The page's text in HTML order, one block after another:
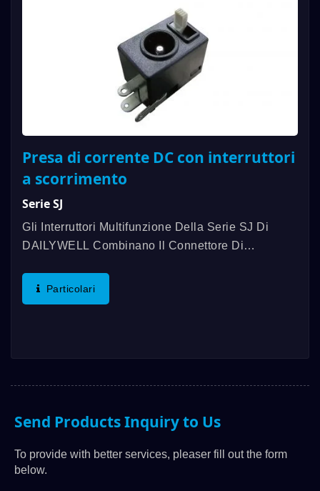
Presa di corrente DC con interruttori
a scorrimento
Serie SJ
Gli Interruttori Multifunzione Della Serie SJ Di
DAILYWELL Combinano Il Connettore Di
Scorrimento, Con Una Vita Meccanica Fino A
30.000 Cicli. Inoltre, La Valutazione...
Particolari